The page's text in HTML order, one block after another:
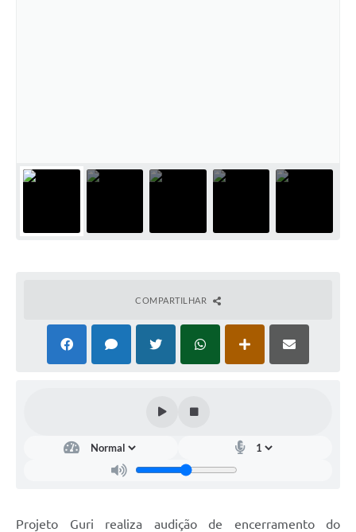
COMPARTILHAR
Projeto Guri realiza audição de encerramento do